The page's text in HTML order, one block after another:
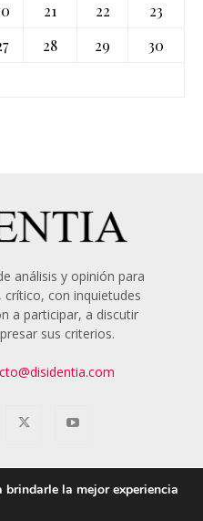
21 22
23
28 29
30
análisis y opinión para
con inquietudes
a participar, a discutir
sus criterios.
la mejor experiencia